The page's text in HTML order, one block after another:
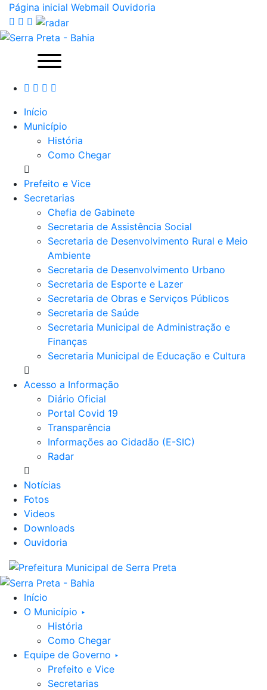
Página inicial Webmail Ouvidoria
Início
Município
História
Como Chegar
Prefeito e Vice
Secretarias
Chefia de Gabinete
Secretaria de Assistência Social
Secretaria de Desenvolvimento Rural e Meio
Ambiente
Secretaria de Desenvolvimento Urbano
Secretaria de Esporte e Lazer
Secretaria de Obras e Serviços Públicos
Secretaria de Saúde
Secretaria Municipal de Administração e
Finanças
Secretaria Municipal de Educação e Cultura
Acesso a Informação
Diário Oficial
Portal Covid 19
Transparência
Informações ao Cidadão (E-SIC)
Radar
Notícias
Fotos
Videos
Downloads
Ouvidoria
Início
O Município ‣
História
Como Chegar
Equipe de Governo ‣
Prefeito e Vice
Secretarias